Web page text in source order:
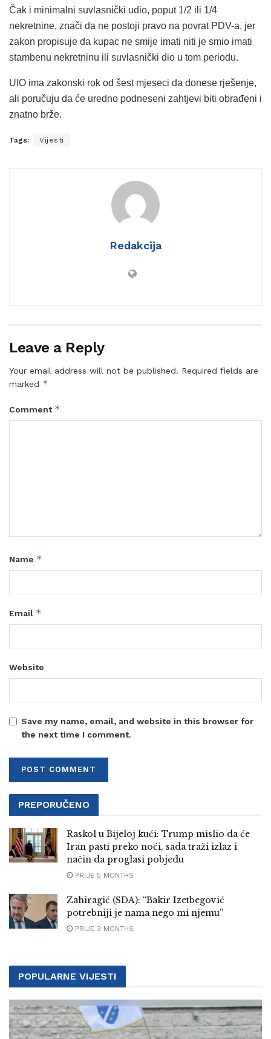
Čak i minimalni suvlasnički udio, poput 1/2 ili 1/4
nekretnine, znači da ne postoji pravo na povrat PDV-a, jer
zakon propisuje da kupac ne smije imati niti je smio imati
stambenu nekretninu ili suvlasnički dio u tom periodu.
UIO ima zakonski rok od šest mjeseci da donese rješenje,
ali poručuju da će uredno podneseni zahtjevi biti obrađeni i
znatno brže.
Tags: Vijesti
Redakcija
Leave a Reply
Your email address will not be published. Required fields are
marked *
Comment *
Name *
Email *
Website
Save my name, email, and website in this browser for
the next time I comment.
PREPORUČENO
Raskol u Bijeloj kući: Trump mislio da će
Iran pasti preko noći, sada traži izlaz i
način da proglasi pobjedu
PRIJE 5 MONTHS
Zahiragić (SDA): “Bakir Izetbegović
potrebniji je nama nego mi njemu”
PRIJE 3 MONTHS
POPULARNE VIJESTI